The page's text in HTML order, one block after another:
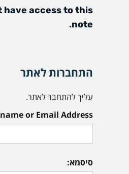
have access to this
note.
התחברות לאתר
עליך להתחבר לאתר.
or Email Address:
סיסמא: